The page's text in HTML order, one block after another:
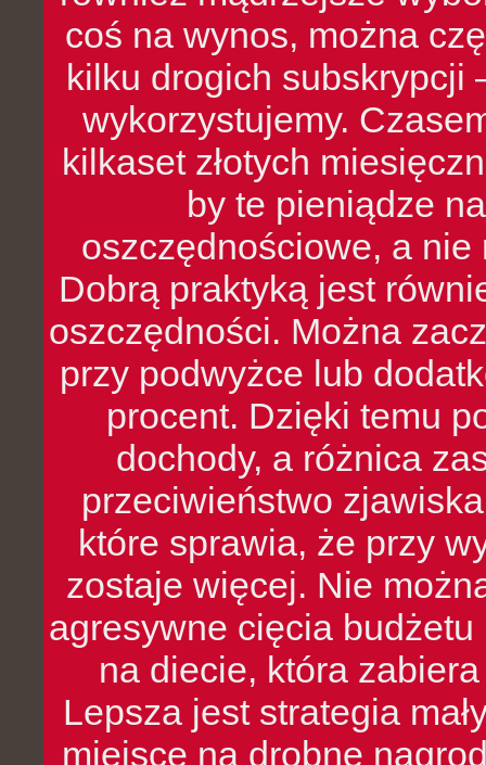
coś na wynos, można
kilku drogich subskrypcji
wykorzystujemy.
kilkaset złotych
by te pieniądze
oszczędnościowe, a nie
Dobrą praktyką jest
oszczędności. Można
przy podwyżce lub
procent. Dzięki temu
dochody, a różnica
przeciwieństwo
które sprawia, że przy
zostaje więcej. Nie
agresywne cięcia
na diecie, która
Lepsza jest strategia
miejsce na drobne